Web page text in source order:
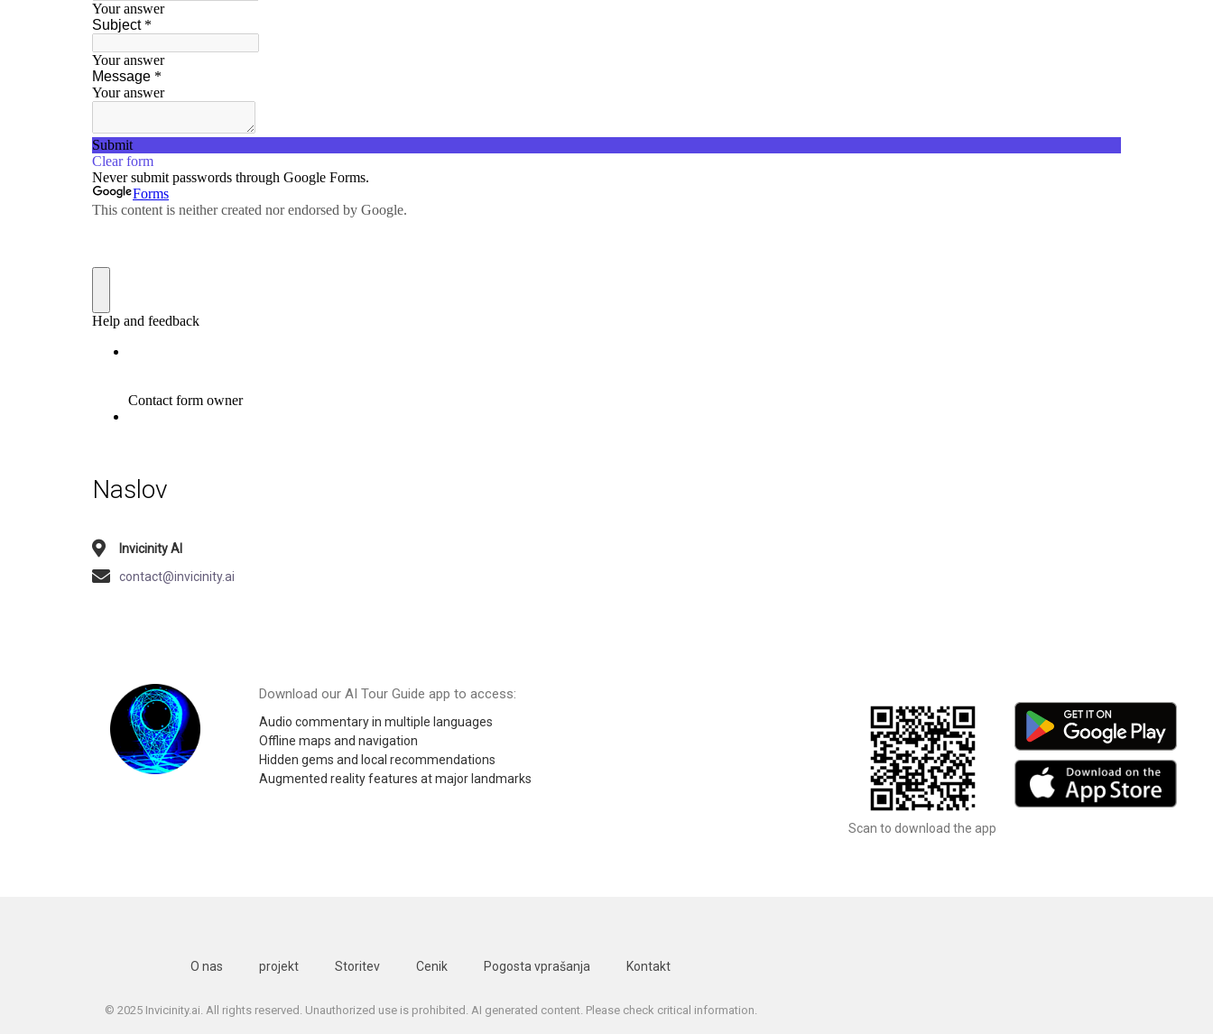
Naslov
Invicinity AI
contact@invicinity.ai
Download our AI Tour Guide app to access:
Audio commentary in multiple languages
Offline maps and navigation
Hidden gems and local recommendations
Augmented reality features at major landmarks
Scan to download the app
O nas projekt Storitev Cenik Pogosta vprašanja Kontakt
© 2025 Invicinity.ai. All rights reserved. Unauthorized use is prohibited. AI generated content. Please check critical information.